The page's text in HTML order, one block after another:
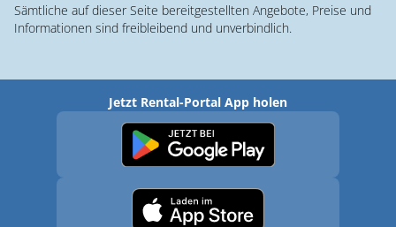
Sämtliche auf dieser Seite bereitgestellten Angebote, Preise und
Informationen sind freibleibend und unverbindlich.
Jetzt Rental-Portal App holen